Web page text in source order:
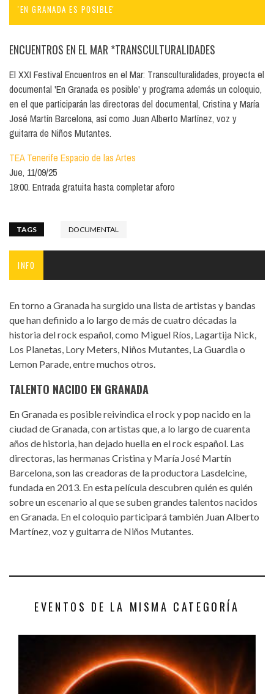
'EN GRANADA ES POSIBLE'
ENCUENTROS EN EL MAR *TRANSCULTURALIDADES
El XXI Festival Encuentros en el Mar: Transculturalidades, proyecta el
documental 'En Granada es posible' y programa además un coloquio,
en el que participarán las directoras del documental, Cristina y María
José Martín Barcelona, así como Juan Alberto Martínez, voz y
guitarra de Niños Mutantes.
TEA Tenerife Espacio de las Artes
Jue, 11/09/25
19:00. Entrada gratuita hasta completar aforo
TAGS DOCUMENTAL
INFO
En torno a Granada ha surgido una lista de artistas y bandas
que han definido a lo largo de más de cuatro décadas la
historia del rock español, como Miguel Ríos, Lagartija Nick,
Los Planetas, Lory Meters, Niños Mutantes, La Guardia o
Lemon Parade, entre muchos otros.
TALENTO NACIDO EN GRANADA
En Granada es posible reivindica el rock y pop nacido en la
ciudad de Granada, con artistas que, a lo largo de cuarenta
años de historia, han dejado huella en el rock español. Las
directoras, las hermanas Cristina y María José Martín
Barcelona, son las creadoras de la productora Lasdelcine,
fundada en 2013. En esta película descubren quién es quién
sobre un escenario al que se suben grandes talentos nacidos
en Granada. En el coloquio participará también Juan Alberto
Martínez, voz y guitarra de Niños Mutantes.
EVENTOS DE LA MISMA CATEGORÍA